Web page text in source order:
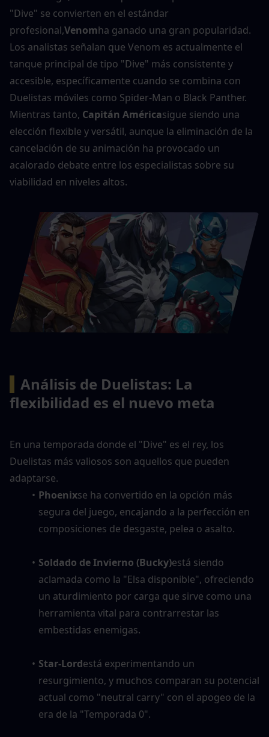
"Dive" se convierten en el estándar
profesional,Venomha ganado una gran popularidad.
Los analistas señalan que Venom es actualmente el
tanque principal de tipo "Dive" más consistente y
accesible, específicamente cuando se combina con
Duelistas móviles como Spider-Man o Black Panther.
Mientras tanto, Capitán Américasigue siendo una
elección flexible y versátil, aunque la eliminación de la
cancelación de su animación ha provocado un
acalorado debate entre los especialistas sobre su
viabilidad en niveles altos.
Análisis de Duelistas: La
flexibilidad es el nuevo meta
En una temporada donde el "Dive" es el rey, los
Duelistas más valiosos son aquellos que pueden
adaptarse.
Phoenixse ha convertido en la opción más
segura del juego, encajando a la perfección en
composiciones de desgaste, pelea o asalto.
Soldado de Invierno (Bucky)está siendo
aclamada como la "Elsa disponible", ofreciendo
un aturdimiento por carga que sirve como una
herramienta vital para contrarrestar las
embestidas enemigas.
Star-Lordestá experimentando un
resurgimiento, y muchos comparan su potencial
actual como "neutral carry" con el apogeo de la
era de la "Temporada 0".